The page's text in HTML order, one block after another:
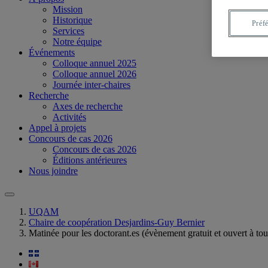
Mission
Historique
Services
Notre équipe
Événements
Colloque annuel 2025
Colloque annuel 2026
Journée inter-chaires
Recherche
Axes de recherche
Activités
Appel à projets
Concours de cas 2026
Concours de cas 2026
Éditions antérieures
Nous joindre
UQAM
Chaire de coopération Desjardins-Guy Bernier
Matinée pour les doctorant.es (évènement gratuit et ouvert à